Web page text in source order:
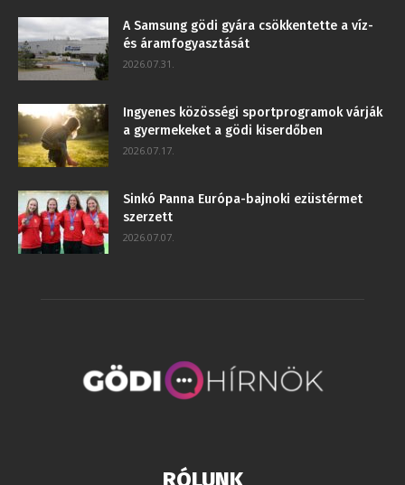
A Samsung gödi gyára csökkentette a víz-
és áramfogyasztását
2026.07.31.
Ingyenes közösségi sportprogramok várják
a gyermekeket a gödi kiserdőben
2026.07.17.
Sinkó Panna Európa-bajnoki ezüstérmet
szerzett
2026.07.07.
RÓLUNK